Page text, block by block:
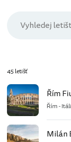
45 letišť
Řím
Řím -
Milán